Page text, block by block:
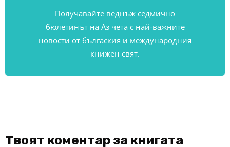
Получавайте веднъж седмично
бюлетинът на Аз чета с най-важните
новости от бългаския и международния
книжен свят.
Твоят коментар за книгата